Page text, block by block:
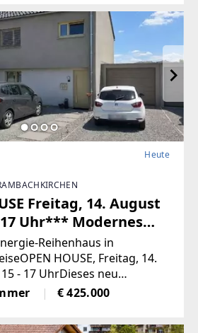
Heute
Freitag, 14. August
17 Uhr*** Modernes
in
Reihenhaus in
HOUSE, Freitag, 14.
- 17 UhrDieses neu
überzeugt durch seine
seine energieeffiziente
€ 425.000